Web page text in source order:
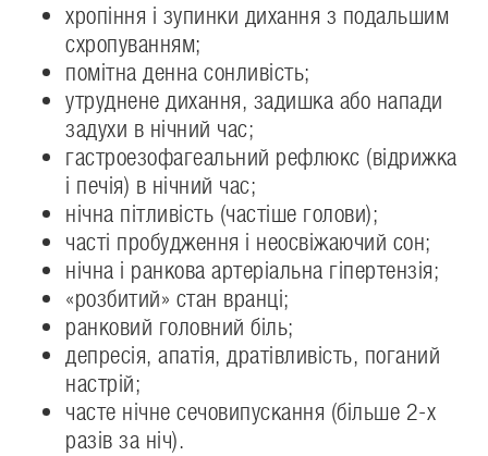
хропіння і зупинки дихання з подальшим
схропуванням;
помітна денна сонливість;
утруднене дихання, задишка або напади
задухи в нічний час;
гастроезофагеальний рефлюкс (відрижка
і печія) в нічний час;
нічна пітливість (частіше голови);
часті пробудження і неосвіжаючий сон;
нічна і ранкова артеріальна гіпертензія;
«розбитий» стан вранці;
ранковий головний біль;
депресія, апатія, дратівливість, поганий
настрій;
часте нічне сечовипускання (більше 2-х
разів за ніч).